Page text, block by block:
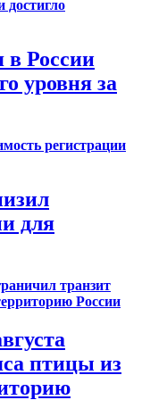
в России
уровня за
для
птицы из